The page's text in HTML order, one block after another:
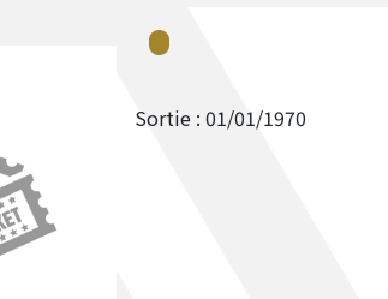
Sortie : 01/01/1970